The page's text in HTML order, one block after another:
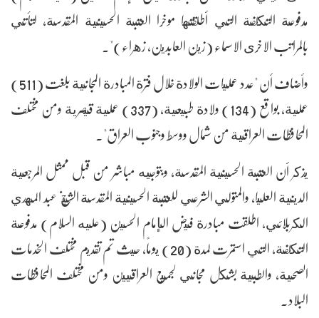
مدفوعة التكلفة التي أطلقتها موخرا العتبة الحسينية المقدسة، لتأتي
بالمراتب الاخرى الاسماء (زين العابدين، زهراء)".
وأضاف أن "عدد عمليات الولادة خلال فترة المبادرة المجانية بلغت (511)
عملية، بواقع (134) ولادة طبيعية، (337) عملية قيصرية ومن مختلف
المحافظات العراقية من شمال ووسط وجنوب العراق".
يذكر أن العتبة الحسينية المقدسة، وبتوجيه مباشر من قبل ممثل المرجعية
الدينية العليا، والمتولي الشرعي للعتبة الحسينية المقدسة الشيخ عبد المهدي
الكربلائي، اطلقت مبادرة فيض الإمام الحسين (عليه السلام) مدفوعة
التكلفة، التي استمرت لمدة (20) يوماً، حيث تم تقديم مختلف الخدمات
الصحية، والطبية بشكل مجاني لجميع العراقيين ومن مختلف المحافظات
البلاد.